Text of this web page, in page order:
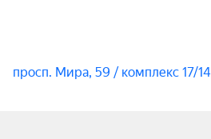
просп. Мира, 59 / комплекс 17/14